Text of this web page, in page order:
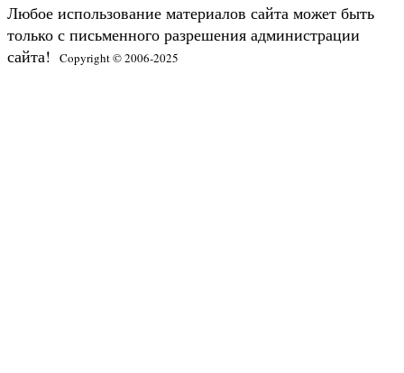
Любое использование материалов сайта может быть
только с письменного разрешения администрации
сайта!
Copyright © 2006-2025